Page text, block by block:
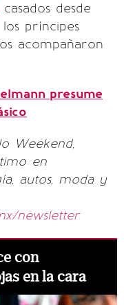
casados desde
los príncipes
acompañaron
presume
Weekend,
en
autos, moda y
newsletter
con
en la cara